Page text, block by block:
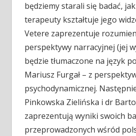
będziemy starali się badać,
terapeuty kształtuje jego
Vetere zaprezentuje
perspektywy narracyjnej (jej
będzie tłumaczone na język
Mariusz Furgał – z
psychodynamicznej.
Pinkowska Zielińska i dr
zaprezentują wyniki swoich
przeprowadzonych wśród